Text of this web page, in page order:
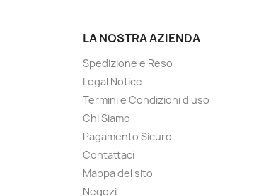
LA NOSTRA AZIENDA
Spedizione e Reso
Legal Notice
Termini e Condizioni d'uso
Chi Siamo
Pagamento Sicuro
Contattaci
Mappa del sito
Negozi